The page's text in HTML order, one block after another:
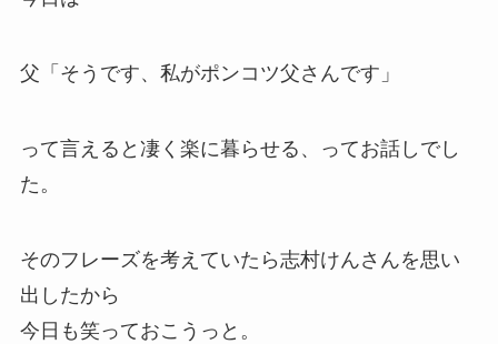
父 「そうです、私がポンコツ父さんです」
って言えると凄く楽に暮らせる、ってお話しでし
た。
そのフレーズを考えていたら志村けんさんを思い
出したから
今日も笑っておこうっと。